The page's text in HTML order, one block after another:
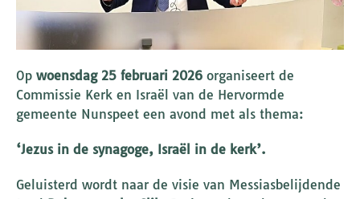
Op woensdag 25 februari 2026 organiseert de
Commissie Kerk en Israël van de Hervormde
gemeente Nunspeet een avond met als thema:
‘Jezus in de synagoge, Israël in de kerk’.
Geluisterd wordt naar de visie van Messiasbelijdende